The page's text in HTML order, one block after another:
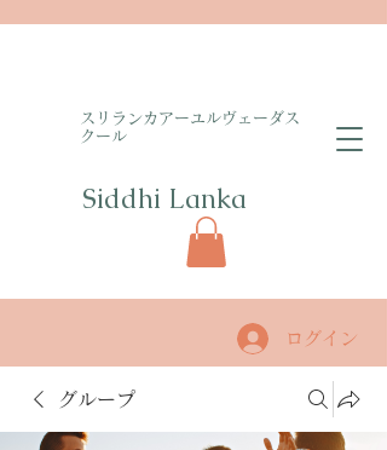
​スリランカアーユルヴェーダス
クール
Siddhi Lanka​
ログイン
グループ